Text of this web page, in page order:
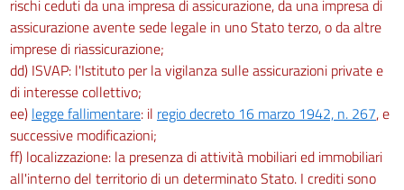
rischi ceduti da una impresa di assicurazione, da una impresa di
assicurazione avente sede legale in uno Stato terzo, o da altre
imprese di riassicurazione;
dd) ISVAP: l'Istituto per la vigilanza sulle assicurazioni private e
di interesse collettivo;
ee) legge fallimentare: il regio decreto 16 marzo 1942, n. 267, e
successive modificazioni;
ff) localizzazione: la presenza di attività mobiliari ed immobiliari
all'interno del territorio di un determinato Stato. I crediti sono